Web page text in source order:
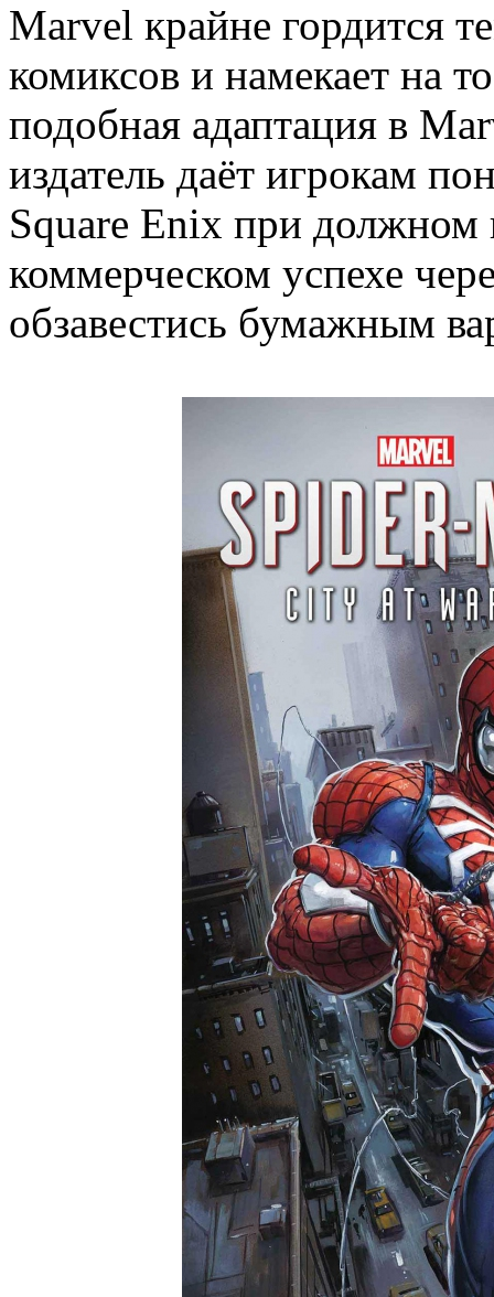
Marvel крайне гордится
комиксов и намекает на
подобная адаптация в
издатель даёт игрокам
Square Enix при должном
коммерческом успехе
обзавестись бумажным